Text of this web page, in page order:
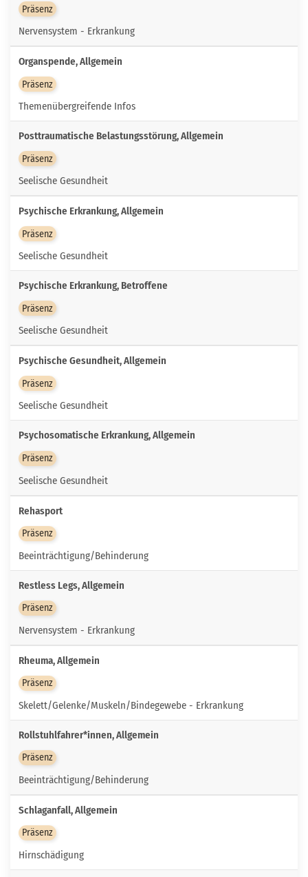
Präsenz
Nervensystem - Erkrankung
Organspende, Allgemein
Präsenz
Themenübergreifende Infos
Posttraumatische Belastungsstörung, Allgemein
Präsenz
Seelische Gesundheit
Psychische Erkrankung, Allgemein
Präsenz
Seelische Gesundheit
Psychische Erkrankung, Betroffene
Präsenz
Seelische Gesundheit
Psychische Gesundheit, Allgemein
Präsenz
Seelische Gesundheit
Psychosomatische Erkrankung, Allgemein
Präsenz
Seelische Gesundheit
Rehasport
Präsenz
Beeinträchtigung/Behinderung
Restless Legs, Allgemein
Präsenz
Nervensystem - Erkrankung
Rheuma, Allgemein
Präsenz
Skelett/Gelenke/Muskeln/Bindegewebe - Erkrankung
Rollstuhlfahrer*innen, Allgemein
Präsenz
Beeinträchtigung/Behinderung
Schlaganfall, Allgemein
Präsenz
Hirnschädigung